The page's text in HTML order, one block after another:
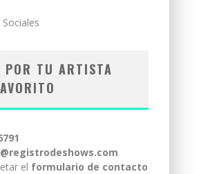
POR TU ARTISTA
el formulario de contacto